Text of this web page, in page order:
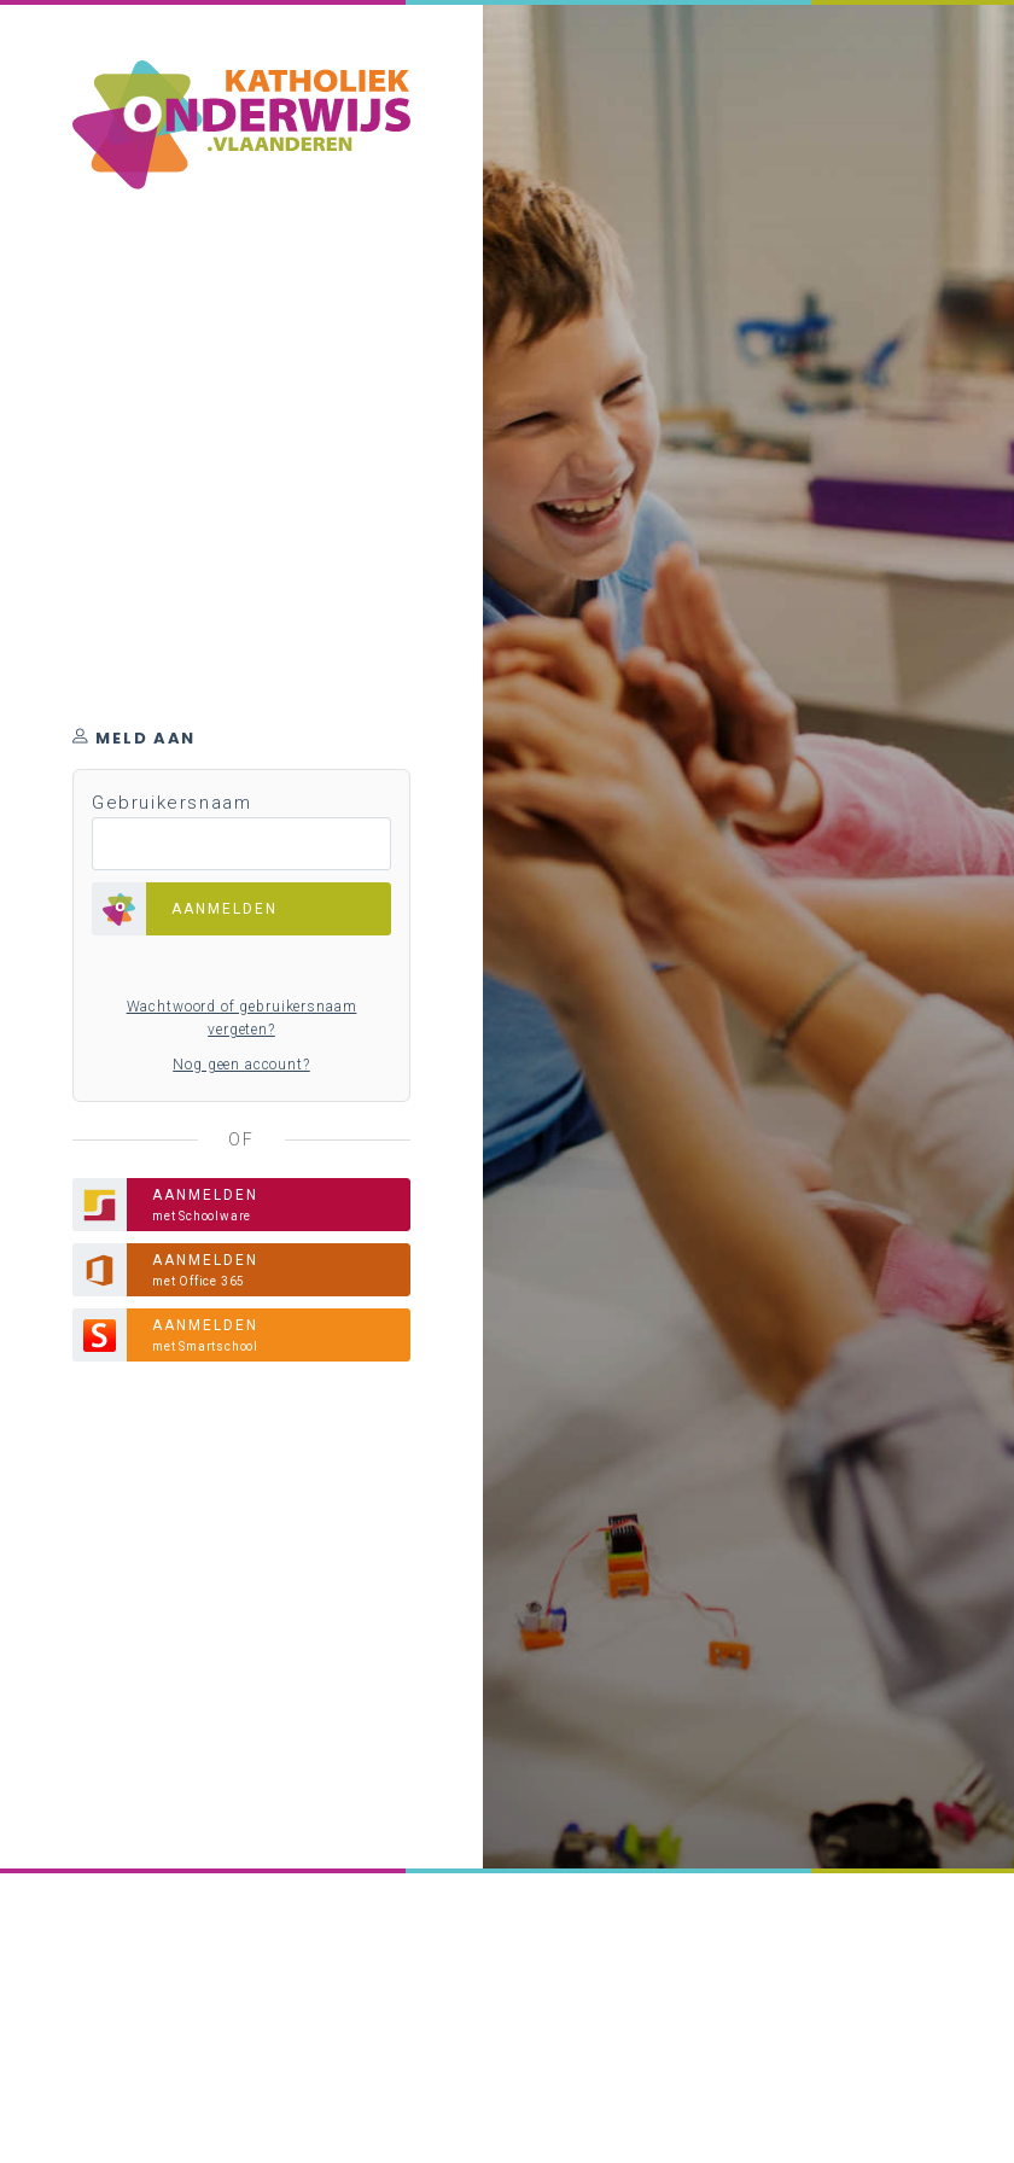
MELD AAN
Gebruikersnaam
AANMELDEN
Wachtwoord of gebruikersnaam
vergeten?
Nog geen account?
OF
AANMELDEN
met Schoolware
AANMELDEN
met Office 365
AANMELDEN
met Smartschool